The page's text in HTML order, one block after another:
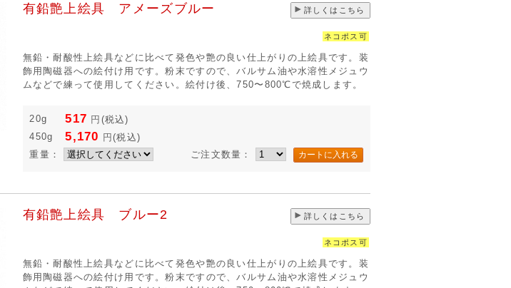
有鉛艶上絵具 アメーズブルー 詳しくはこちら
ネコポス可
無鉛・耐酸性上絵具などに比べて発色や艶の良い仕上がりの上絵具です。装
飾用陶磁器への絵付け用です。粉末ですので、バルサム油や水溶性メジュウ
ムなどで練って使用してください。絵付け後、750〜800℃で焼成します。
20g 517 円 (税込)
450g
5,170 円(税込)
重量：
ご注文数量：
有鉛艶上絵具 ブルー2 詳しくはこちら
ネコポス可
無鉛・耐酸性上絵具などに比べて発色や艶の良い仕上がりの上絵具です。装
飾用陶磁器への絵付け用です。粉末ですので、バルサム油や水溶性メジュウ